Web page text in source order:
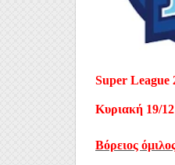
Super League
Κυριακή 19/
Βόρειος